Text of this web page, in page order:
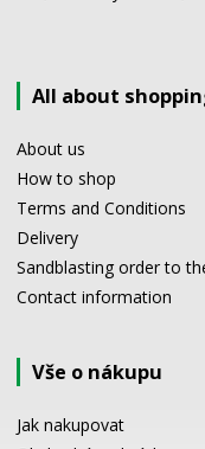
All about
About us
How to shop
Terms and Conditions
Delivery
Sandblasting order to
Contact information
Vše o nákupu
Jak nakupovat